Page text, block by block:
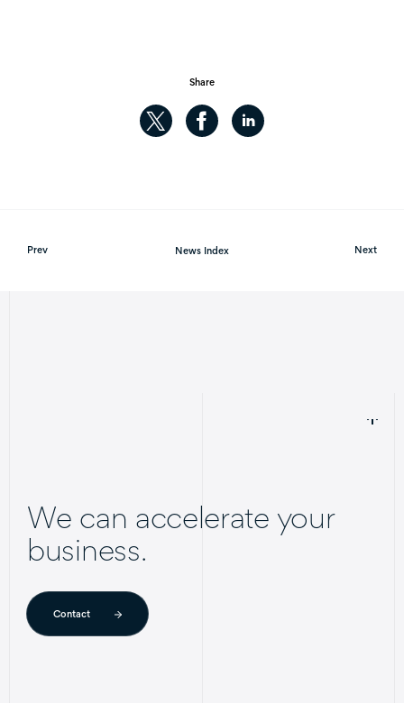
Prev Next
News Index
Share
We can accelerate your
business.
Contact